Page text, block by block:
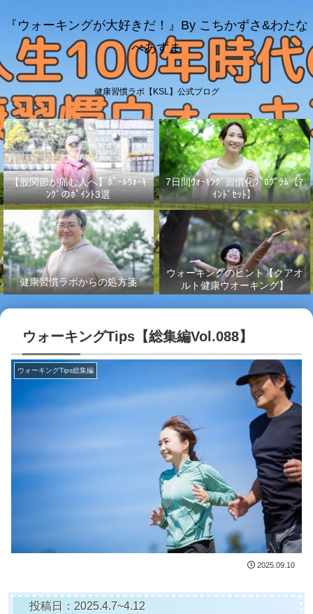
『ウォーキングが大好きだ！』By こちかずさ&わたな
べあずま
健康習慣ラボ【KSL】公式ブログ
【股関節が痛む人へ】ﾎﾟｰﾙｳｫｰｷ
ﾝｸﾞのﾎﾟｲﾝﾄ3選
7日間ｳｫｰｷﾝｸﾞ習慣化ﾌﾟﾛｸﾞﾗﾑ【ﾏ
ｲﾝﾄﾞｾｯﾄ】
健康習慣ラボからの処方箋
ウォーキングのヒント【クアオ
ルト健康ウオーキング】
No.003
ウォーキングTips【総集編Vol.088】
ウォーキングTips総集編
2025.09.10
投稿日：2025.4.7~4.12